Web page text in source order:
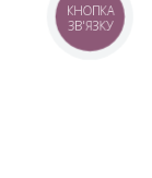
КНОПКА
ЗВ'ЯЗКУ